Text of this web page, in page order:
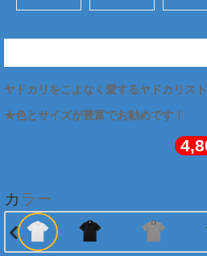
ヤドカリをこよなく愛するヤドカリス
★色とサイズが豊富でお勧めです！
カラー